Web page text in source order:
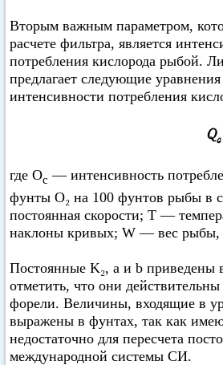
Вторым важным параметром,
расчете фильтра, является
потребления кислорода рыбой.
предлагает следующие
интенсивности потребления
где Ос — интенсивность
фунты O₂ на 100 фунтов рыбы в
постоянная скорости; Т —
наклоны кривых; W — вес рыбы,
Постоянные K₂, а и b приведены
отметить, что они действительны
форели. Величины, входящие в
выражены в фунтах, так как
недостаточно для пересчета
международной системы СИ.